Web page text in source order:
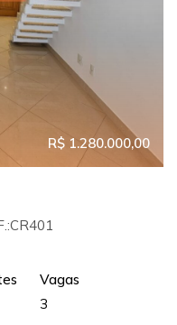
R$ 1.280.000,00
Vagas
3